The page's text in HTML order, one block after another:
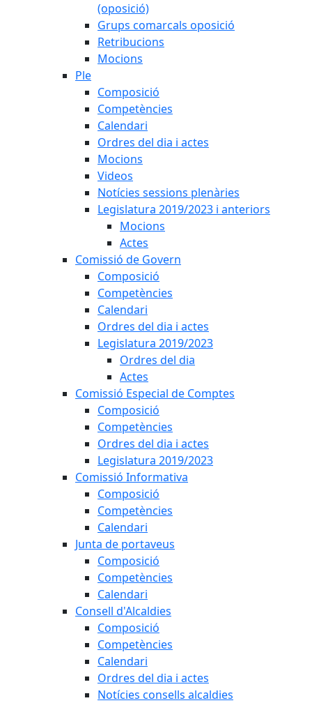
(oposició)
Grups comarcals oposició
Retribucions
Mocions
Ple
Composició
Competències
Calendari
Ordres del dia i actes
Mocions
Videos
Notícies sessions plenàries
Legislatura 2019/2023 i anteriors
Mocions
Actes
Comissió de Govern
Composició
Competències
Calendari
Ordres del dia i actes
Legislatura 2019/2023
Ordres del dia
Actes
Comissió Especial de Comptes
Composició
Competències
Ordres del dia i actes
Legislatura 2019/2023
Comissió Informativa
Composició
Competències
Calendari
Junta de portaveus
Composició
Competències
Calendari
Consell d'Alcaldies
Composició
Competències
Calendari
Ordres del dia i actes
Notícies consells alcaldies